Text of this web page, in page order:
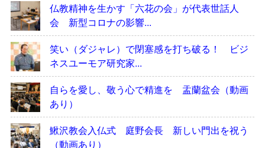
仏教精神を生かす「六花の会」が代表世話人
会 新型コロナの影響...
笑い（ダジャレ）で閉塞感を打ち破る！ ビジ
ネスユーモア研究家...
自らを愛し、敬う心で精進を 盂蘭盆会（動画
あり）
鰍沢教会入仏式 庭野会長 新しい門出を祝う
（動画あり）